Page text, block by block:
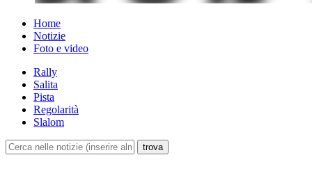
Home
Notizie
Foto e video
Rally
Salita
Pista
Regolarità
Slalom